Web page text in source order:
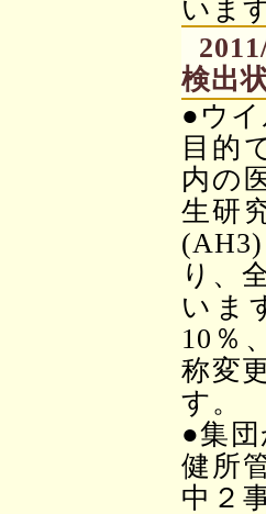
いま
検出
●ウ
目的
内の
生研
り、
いま
10％
称変
す。
●集
健所
中２